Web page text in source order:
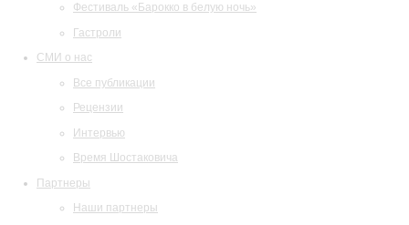
Фестиваль «Барокко в белую ночь»
Гастроли
СМИ о нас
Все публикации
Рецензии
Интервью
Время Шостаковича
Партнеры
Наши партнеры